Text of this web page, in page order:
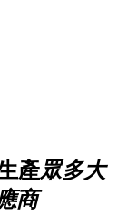
產眾多大
商